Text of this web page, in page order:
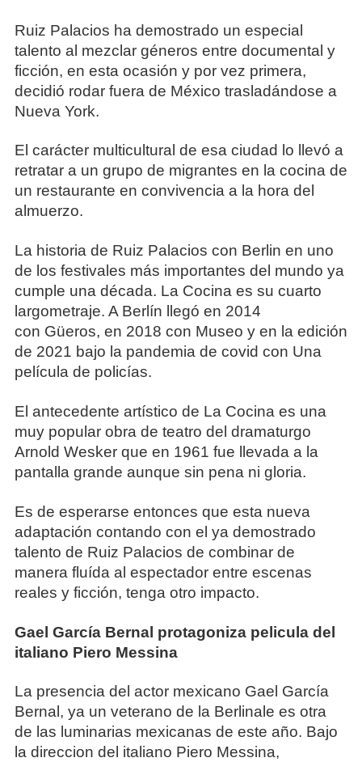
Ruiz Palacios ha demostrado un especial
talento al mezclar géneros entre documental y
ficción, en esta ocasión y por vez primera,
decidió rodar fuera de México trasladándose a
Nueva York.
El carácter multicultural de esa ciudad lo llevó a
retratar a un grupo de migrantes en la cocina de
un restaurante en convivencia a la hora del
almuerzo.
La historia de Ruiz Palacios con Berlin en uno
de los festivales más importantes del mundo ya
cumple una década. La Cocina es su cuarto
largometraje. A Berlín llegó en 2014
con Güeros, en 2018 con Museo y en la edición
de 2021 bajo la pandemia de covid con Una
película de policías.
El antecedente artístico de La Cocina es una
muy popular obra de teatro del dramaturgo
Arnold Wesker que en 1961 fue llevada a la
pantalla grande aunque sin pena ni gloria.
Es de esperarse entonces que esta nueva
adaptación contando con el ya demostrado
talento de Ruiz Palacios de combinar de
manera fluída al espectador entre escenas
reales y ficción, tenga otro impacto.
Gael García Bernal protagoniza pelicula del
italiano Piero Messina
La presencia del actor mexicano Gael García
Bernal, ya un veterano de la Berlinale es otra
de las luminarias mexicanas de este año. Bajo
la direccion del italiano Piero Messina,